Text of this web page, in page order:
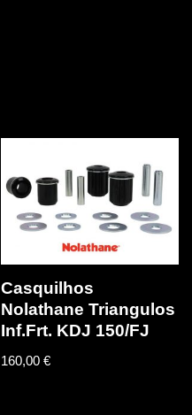
Casquilhos
Nolathane Triangulos
Inf.Frt. KDJ 150/FJ
160,00€